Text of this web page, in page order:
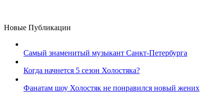
Новые Публикации
Самый знаменитый музыкант Санкт-Петербурга
Когда начнется 5 сезон Холостяка?
Фанатам шоу Холостяк не понравился новый жених